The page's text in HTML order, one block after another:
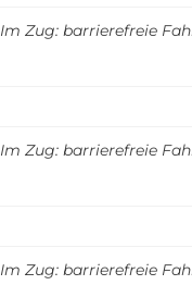
Im Zug: barrierefreie
Im Zug: barrierefreie
Im Zug: barrierefreie